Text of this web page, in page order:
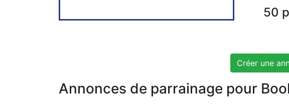
50
Créer une
Annonces de parrainage pour